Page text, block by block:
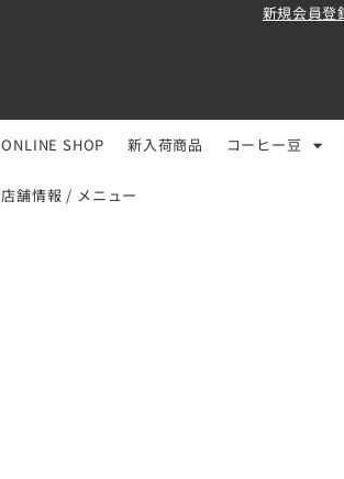
新規会員登
ONLINE SHOP 新入荷商品 コーヒー豆
店舗情報 / メニュー